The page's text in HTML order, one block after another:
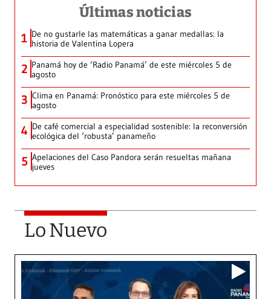
Últimas noticias
1 De no gustarle las matemáticas a ganar medallas: la
historia de Valentina Lopera
2 Panamá hoy de ‘Radio Panamá’ de este miércoles 5 de
agosto
3 Clima en Panamá: Pronóstico para este miércoles 5 de
agosto
4 De café comercial a especialidad sostenible: la reconversión
ecológica del ‘robusta’ panameño
5 Apelaciones del Caso Pandora serán resueltas mañana
jueves
Lo Nuevo